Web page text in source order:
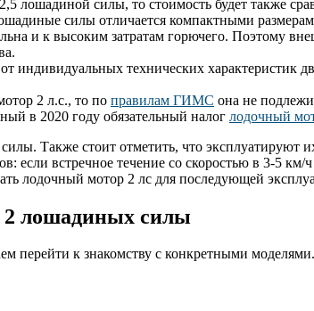
лошадиной силы, то стоимость будет также
силы отличается компактными
и к высоким затратам горючего. Поэтому
индивидуальных технических
2 л.с., то по правилам ГИМС она не
в 2020 году обязательный налог лодочный
Также стоит отметить, что
встречное течение со скоростью в 3-5
лодочный мотор 2 лс для последующей
2 лошадиных силы
перейти к знакомству с конкретными